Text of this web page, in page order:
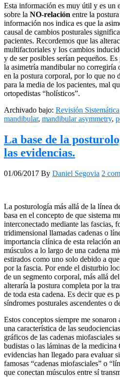
Esta información es muy útil y es un
sobre la NO-relación entre la
información nos indica es que la
causal de cambios posturales
pacientes. Recordemos que las
multifactoriales y los cambios
y de ser posibles serían pequeños.
la asimetría mandibular no
en la postura corporal, por lo que no
para la media de los pacientes, mal
ortopedistas “holísticos”.
Archivado bajo: Revisión Sistemática
mandibular, mandibular asymmetry,
La base de la
las evidencias.
01/06/2017 By Daniel Segovia 2
La posturología más allá de la línea
basa en el concepto de que sistema
interconectado mediante las fascias,
tridimensional llamadas cadenas o
importancia clínica de esta relación
músculos a lo largo de una cadena
estirados como uno solo debido a
por la fascia. Por ende el disturbio
de un segmento corporal, más allá
alteraría la postura completa por la
de toda esta cadena. Es decir que es
síndromes posturales ascendentes o
Estos conceptos siempre me
una característica de las
gráficos de las cadenas miofasciales
budistas o las láminas de la medicina
evidencias han llegado para evaluar
famosas “cadenas miofasciales” o
que conectan músculos entre sí